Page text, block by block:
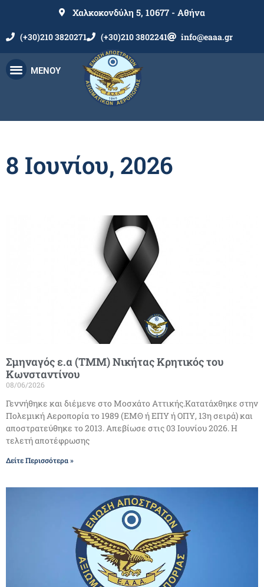
Χαλκοκονδύλη 5, 10677 - Αθήνα
(+30)210 3820271 (+30)210 3802241 info@eaaa.gr
ΜΕΝΟΥ
8 Ιουνίου, 2026
Σμηναγός ε.α (ΤΜΜ) Νικήτας Κρητικός του
Κωνσταντίνου
08/06/2026
Γεννήθηκε και διέμενε στο Μοσχάτο Αττικής.Κατατάχθηκε στην
Πολεμική Αεροπορία το 1989 (ΕΜΘ ή ΕΠΥ ή ΟΠΥ, 13η σειρά) και
αποστρατεύθηκε το 2013. Απεβίωσε στις 03 Ιουνίου 2026. Η
τελετή αποτέφρωσης
Δείτε Περισσότερα »